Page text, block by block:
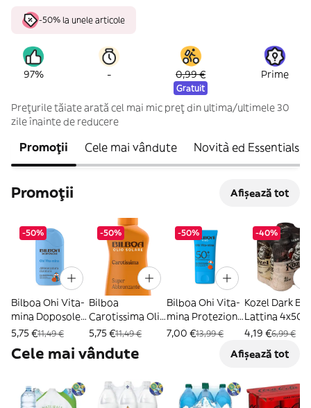
-50% la unele articole
97% - 0,99 €
Gratuit
Prime
Prețurile tăiate arată cel mai mic preț din ultima/ultimele 30
zile înainte de reducere
Promoții Cele mai vândute Novità ed Essentials
Promoții Afișează tot
-50%
Bilboa Ohi Vita-
mina Doposole
200 ml
5,75 €11,49 €
-50%
Bilboa
Carotissima Olio
Abbronzante
200ml
5,75 €11,49 €
-50%
Bilboa Ohi Vita-
mina Protezione
Viso SPF 50+ 40
7,00 €13,99 €
-40%
Kozel Dark
Lattina 4x50cl
4,19 €6,99 €
Cele mai vândute Afișează tot